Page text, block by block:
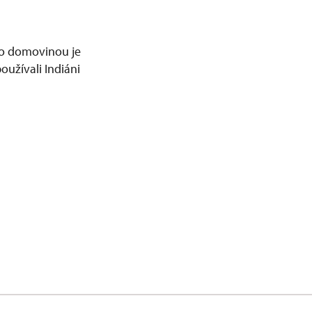
domovinou je
Indiáni